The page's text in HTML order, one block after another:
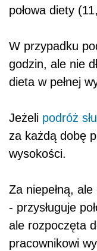
połowa diety
W przypadku
godzin, ale nie
dieta w pełnej
Jeżeli podróż
za każdą dobę
wysokości.
Za niepełną,
- przysługuje
ale rozpoczęta
pracownikowi